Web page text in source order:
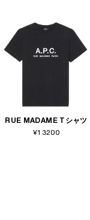
RUE MADAME Tシャツ
¥13200